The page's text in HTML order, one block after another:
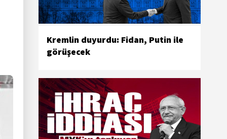
Kremlin duyurdu: Fidan, Putin ile
görüşecek